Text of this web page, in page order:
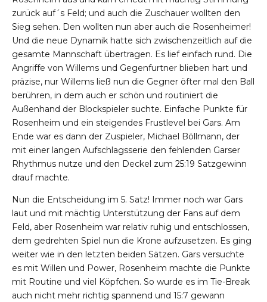
zurück auf´s Feld; und auch die Zuschauer wollten den
Sieg sehen. Den wollten nun aber auch die Rosenheimer!
Und die neue Dynamik hatte sich zwischenzeitlich auf die
gesamte Mannschaft übertragen. Es lief einfach rund. Die
Angriffe von Willems und Gegenfurtner blieben hart und
präzise, nur Willems ließ nun die Gegner öfter mal den Ball
berühren, in dem auch er schön und routiniert die
Außenhand der Blockspieler suchte. Einfache Punkte für
Rosenheim und ein steigendes Frustlevel bei Gars. Am
Ende war es dann der Zuspieler, Michael Böllmann, der
mit einer langen Aufschlagsserie den fehlenden Garser
Rhythmus nutze und den Deckel zum 25:19 Satzgewinn
drauf machte.
Nun die Entscheidung im 5. Satz! Immer noch war Gars
laut und mit mächtig Unterstützung der Fans auf dem
Feld, aber Rosenheim war relativ ruhig und entschlossen,
dem gedrehten Spiel nun die Krone aufzusetzen. Es ging
weiter wie in den letzten beiden Sätzen. Gars versuchte
es mit Willen und Power, Rosenheim machte die Punkte
mit Routine und viel Köpfchen. So wurde es im Tie-Break
auch nicht mehr richtig spannend und 15:7 gewann